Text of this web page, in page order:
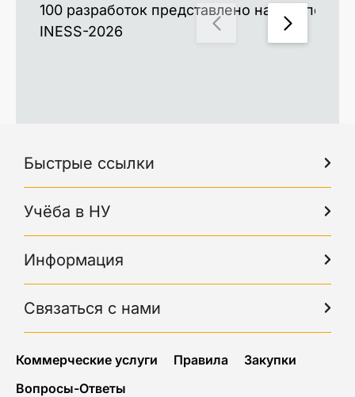
100 разработок представлено на
INESS-2026
по
Быстрые ссылки
Учёба в НУ
Информация
Связаться с нами
Коммерческие услуги Правила
Закупки
Вопросы-Ответы